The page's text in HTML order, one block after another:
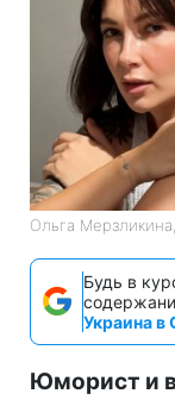
Ольга
Будь в
Украина в
Юморист и